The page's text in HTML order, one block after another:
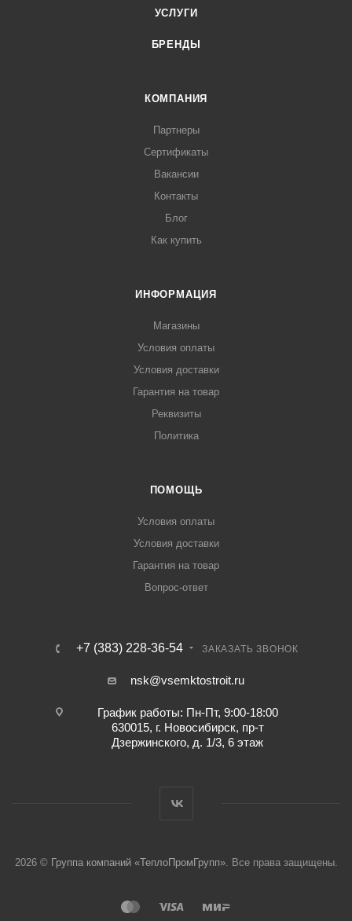
УСЛУГИ
БРЕНДЫ
КОМПАНИЯ
Партнеры
Сертификаты
Вакансии
Контакты
Блог
Как купить
ИНФОРМАЦИЯ
Магазины
Условия оплаты
Условия доставки
Гарантия на товар
Реквизиты
Политика
ПОМОЩЬ
Условия оплаты
Условия доставки
Гарантия на товар
Вопрос-ответ
+7 (383) 228-36-54 ЗАКАЗАТЬ ЗВОНОК
nsk@vsemktostroit.ru
График работы: Пн-Пт, 9:00-18:00
630015, г. Новосибирск, пр-т
Дзержинского, д. 1/3, 6 этаж
2026 © Группа компаний «ТеплоПромГрупп». Все права защищены.